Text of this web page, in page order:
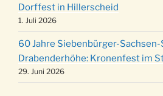
24.12.
Christmette mit der ev.
um 23:00 Uhr
31.12.
Gottesdienst zu
18:00 Uhr
Dorffest in Hillerscheid
1. Juli 2026
60 Jahre Siebenbürger-
Drabenderhöhe: Kronenfest im
29. Juni 2026